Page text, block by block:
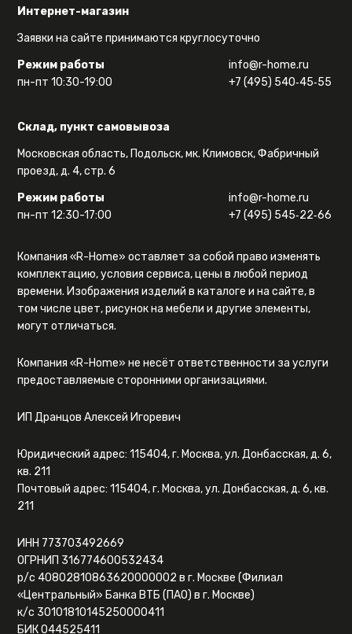
Интернет-магазин
Заявки на сайте принимаются круглосуточно
Режим работы
пн-пт 10:30-19:00
info@r-home.ru
+7 (495) 540‑45‑55
Склад, пункт самовывоза
Московская область, Подольск, мк. Климовск, Фабричный
проезд, д. 4, стр. 6
Режим работы
пн-пт 12:30-17:00
info@r-home.ru
+7 (495) 545‑22‑66
Компания «R-Home» оставляет за собой право изменять
комплектацию, условия сервиса, цены в любой период
времени. Изображения изделий в каталоге и на сайте, в
том числе цвет, рисунок на мебели и другие элементы,
могут отличаться.
Компания «R-Home» не несёт ответственности за услуги
предоставляемые сторонними организациями.
ИП Дранцов Алексей Игоревич
Юридический адрес: 115404, г. Москва, ул. Донбасская, д. 6,
кв. 211
Почтовый адрес: 115404, г. Москва, ул. Донбасская, д. 6, кв.
211
ИНН 773703492669
ОГРНИП 316774600532434
р/с 40802810863620000002 в г. Москве (Филиал
«Центральный» Банка ВТБ (ПАО) в г. Москве)
к/с 30101810145250000411
БИК 044525411